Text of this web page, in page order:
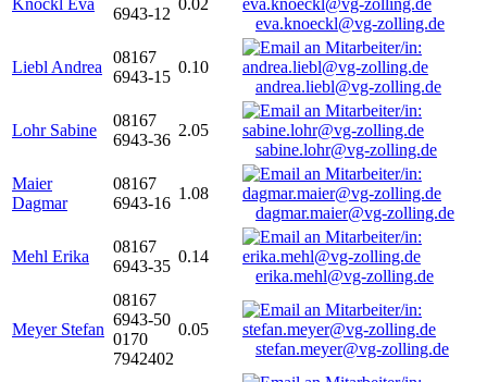
Knöckl Eva
6943-12
0.02
eva.knoeckl@vg-zolling.de
Liebl Andrea
08167
6943-15
0.10
andrea.liebl@vg-zolling.de
Lohr Sabine
08167
6943-36
2.05
sabine.lohr@vg-zolling.de
Maier
Dagmar
08167
6943-16
1.08
dagmar.maier@vg-zolling.de
Mehl Erika
08167
6943-35
0.14
erika.mehl@vg-zolling.de
Meyer Stefan
08167
6943-50
0170
7942402
0.05
stefan.meyer@vg-zolling.de